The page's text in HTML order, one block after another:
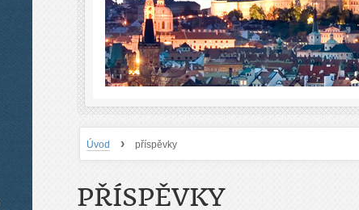
Úvod › příspěvky
PŘÍSPĚVKY